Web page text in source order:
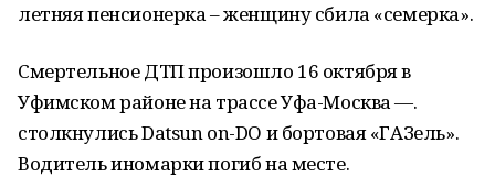
летняя пенсионерка – женщину сбила «семерка».
Смертельное ДТП произошло 16 октября в
Уфимском районе на трассе Уфа-Москва —.
столкнулись Datsun on-DO и бортовая «ГАЗель».
Водитель иномарки погиб на месте.